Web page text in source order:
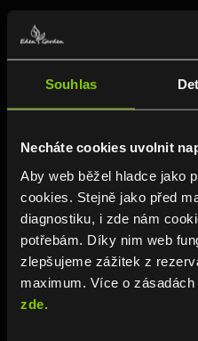
Souhlas
Necháte cookies uvolnit
Aby web běžel hladce jako
cookies. Stejně jako před
diagnostiku, i zde nám
potřebám. Díky nim web
zlepšujeme zážitek z
maximum. Více o
zde.
Jsme zde pro vás, abychom
nejpohodlnější a nejvíce
Těšíme se na vaši
Máte otázky?
Telefon: